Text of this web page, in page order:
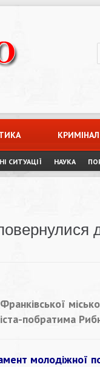
КРИМІНАЛ
СИТУАЦІЇ НАУКА
побратима
молодіжної